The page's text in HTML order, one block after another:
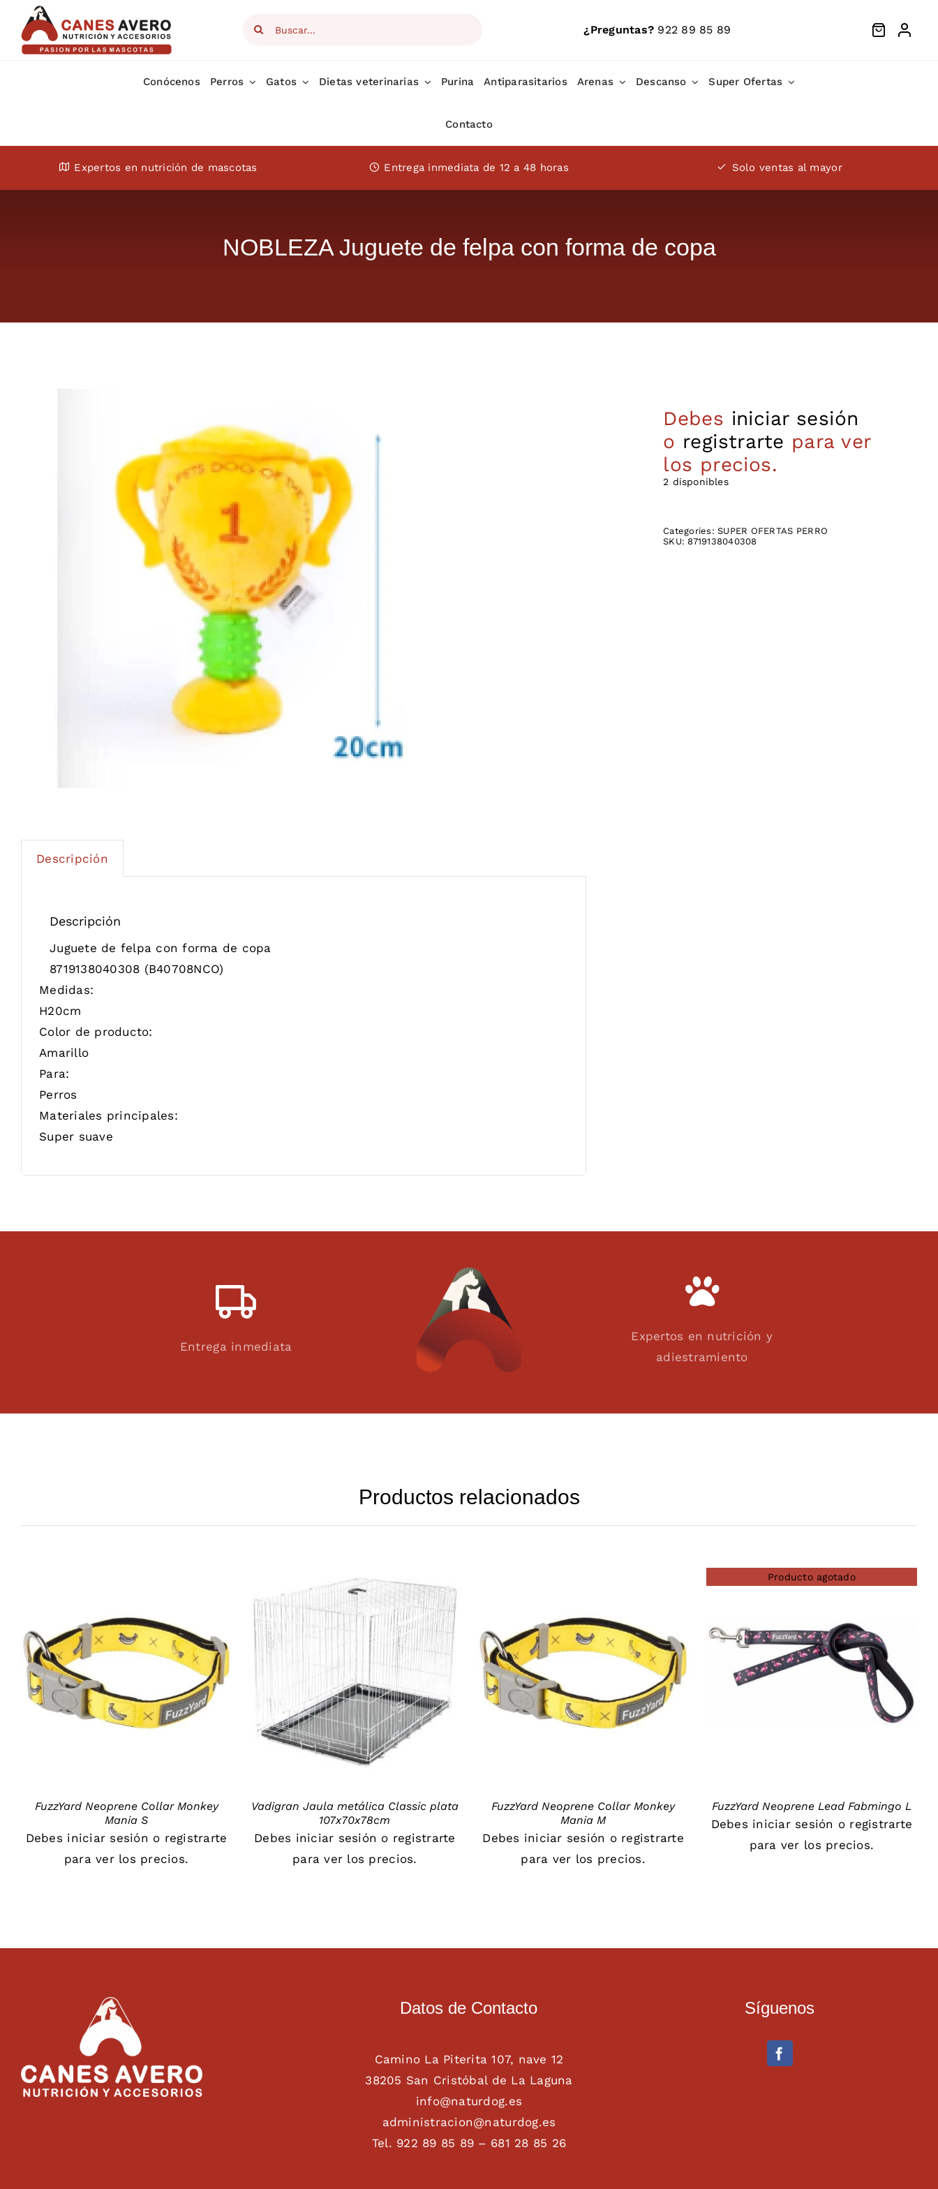
content
Search
¿Preguntas? 922 89 85 89
Conócenos Perros Gatos Dietas veterinarias Purina Antiparasitarios Arenas Descanso Super Ofertas
Contacto
Expertos en nutrición de mascotas Entrega inmediata de 12 a 48 horas Solo ventas al mayor
NOBLEZA Juguete de felpa con forma de copa
Descripción
Descripción
Juguete de felpa con forma de copa
8719138040308 (B40708NCO)
Medidas:
H20cm
Color de producto:
Amarillo
Para:
Perros
Materiales principales:
Super suave
Debes iniciar sesión
o registrarte para ver
los precios.
2 disponibles
Categories:SUPER OFERTAS PERRO
SKU: 8719138040308
Entrega inmediata
Expertos en nutrición y
adiestramiento
Productos relacionados
FuzzYard Neoprene Collar Monkey
Mania S
Debes iniciar sesión o registrarte
para ver los precios.
Vadigran Jaula metálica Classic plata
107x70x78cm
Debes iniciar sesión o registrarte
para ver los precios.
FuzzYard Neoprene Collar Monkey
Mania M
Debes iniciar sesión o registrarte
para ver los precios.
Producto agotado
FuzzYard Neoprene Lead Fabmingo L
Debes iniciar sesión o registrarte
para ver los precios.
Datos de Contacto
Camino La Piterita 107, nave 12
38205 San Cristóbal de La Laguna
info@naturdog.es
administracion@naturdog.es
Tel. 922 89 85 89 – 681 28 85 26
Síguenos